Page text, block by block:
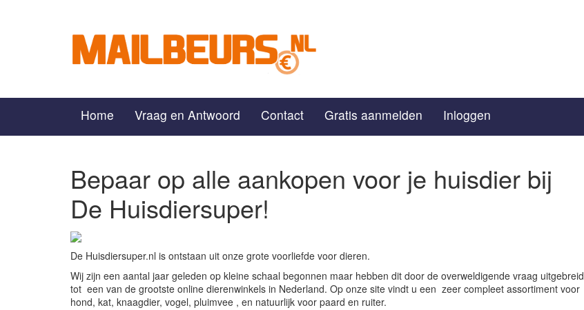
Home Vraag en Antwoord Contact Gratis aanmelden Inloggen
Bepaar op alle aankopen voor je huisdier bij
De Huisdiersuper!
De Huisdiersuper.nl is ontstaan uit onze grote voorliefde voor dieren.
Wij zijn een aantal jaar geleden op kleine schaal begonnen maar hebben dit door de overweldigende vraag uitgebreid
tot een van de grootste online dierenwinkels in Nederland. Op onze site vindt u een zeer compleet assortiment voor
hond, kat, knaagdier, vogel, pluimvee , en natuurlijk voor paard en ruiter.